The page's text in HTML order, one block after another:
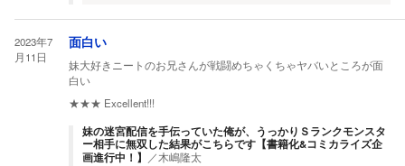
2023年7
月11日
面白い
妹大好きニートのお兄さんが戦闘めちゃくちゃヤバいところが面
白い
★★★ Excellent!!!
妹の迷宮配信を手伝っていた俺が、うっかりＳランクモンスタ
ー相手に無双した結果がこちらです【書籍化&コミカライズ企
画進行中！】
／木嶋隆太